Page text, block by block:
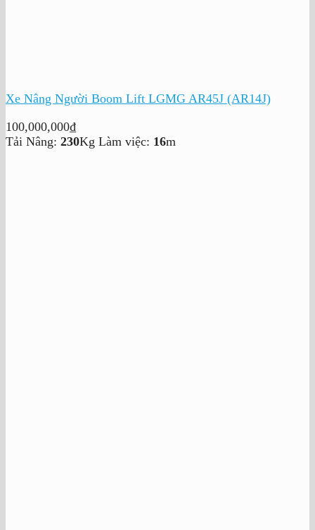
Xe Nâng Người Boom Lift LGMG AR45J (AR14J)
100,000,000₫
Tải Nâng: 230Kg Làm việc: 16m